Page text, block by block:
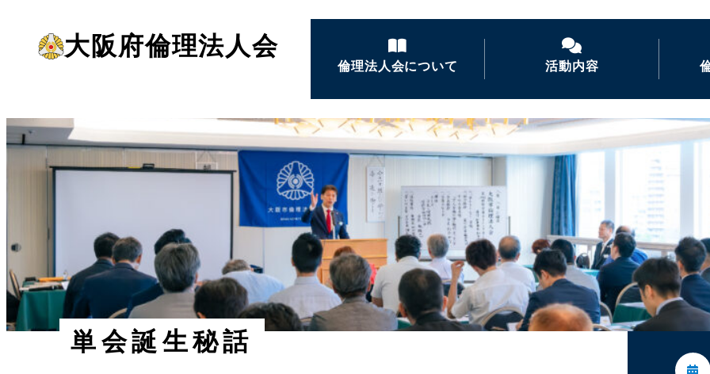
ン
テ
移
動
大阪府倫理法人会
倫理法人会について
倫理法人会とは
倫理を学ぶ
会長あいさつ
活動内容
経営者モーニングセ
活力朝礼の推進
倫理経営講演会
ナイトセミナー・経営
者の集い
後継者倫理塾
単会誕生秘話